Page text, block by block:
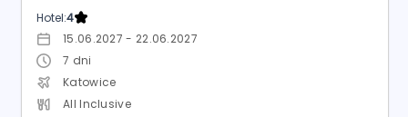
Hotel:4
15.06.2027 - 22.06.2027
7 dni
Katowice
All Inclusive